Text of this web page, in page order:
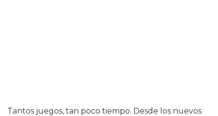
Tantos juegos, tan poco tiempo. Desde los nuevos